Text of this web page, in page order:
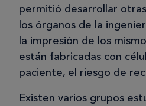
permitió desarrollar
los órganos de la
la impresión de los
están fabricadas con
paciente, el riesgo de
Existen varios grupos